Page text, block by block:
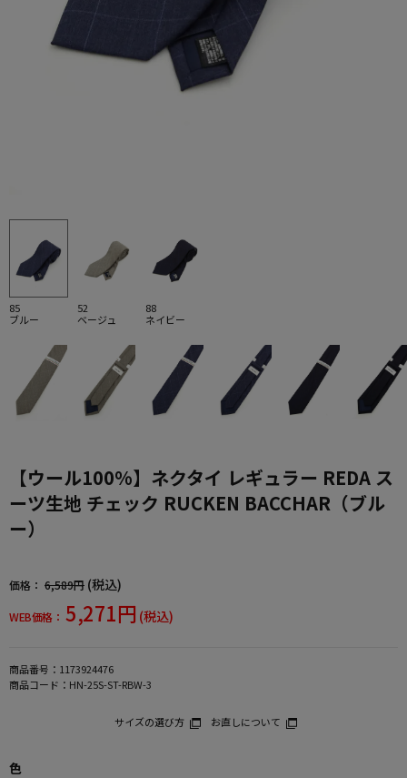
85
ブルー
52
ベージュ
88
ネイビー
【ウール100%】ネクタイ レギュラー REDA ス
ーツ生地 チェック RUCKEN BACCHAR（ブル
ー）
価格： 6,589円 (税込)
WEB価格： 5,271円 (税込)
商品番号： 1173924476
商品コード： HN-25S-ST-RBW-3
サイズの選び方 お直しについて
色